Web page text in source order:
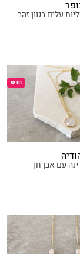
עלים בגוון זהב
חדש
עם אבן חן